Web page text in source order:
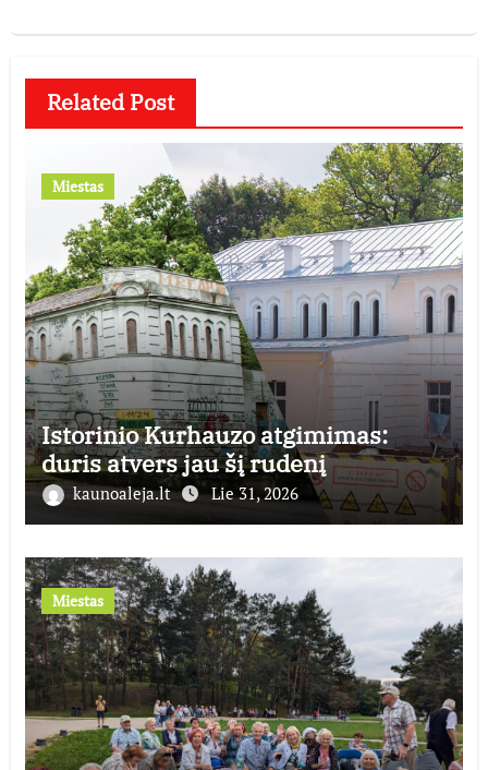
Related Post
Miestas
Istorinio Kurhauzo atgimimas:
duris atvers jau šį rudenį
kaunoaleja.lt Lie 31, 2026
Miestas